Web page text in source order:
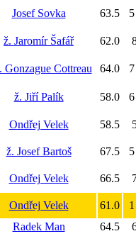
Josef Sovka 63.5
ž. Jaromír Šafář 62.0
Gonzague Cottreau 64.0
ž. Jiří Palík 58.0
Ondřej Velek 58.5
ž. Josef Bartoš 67.5
Ondřej Velek 66.5
Ondřej Velek 61.0
Radek Man 64.5